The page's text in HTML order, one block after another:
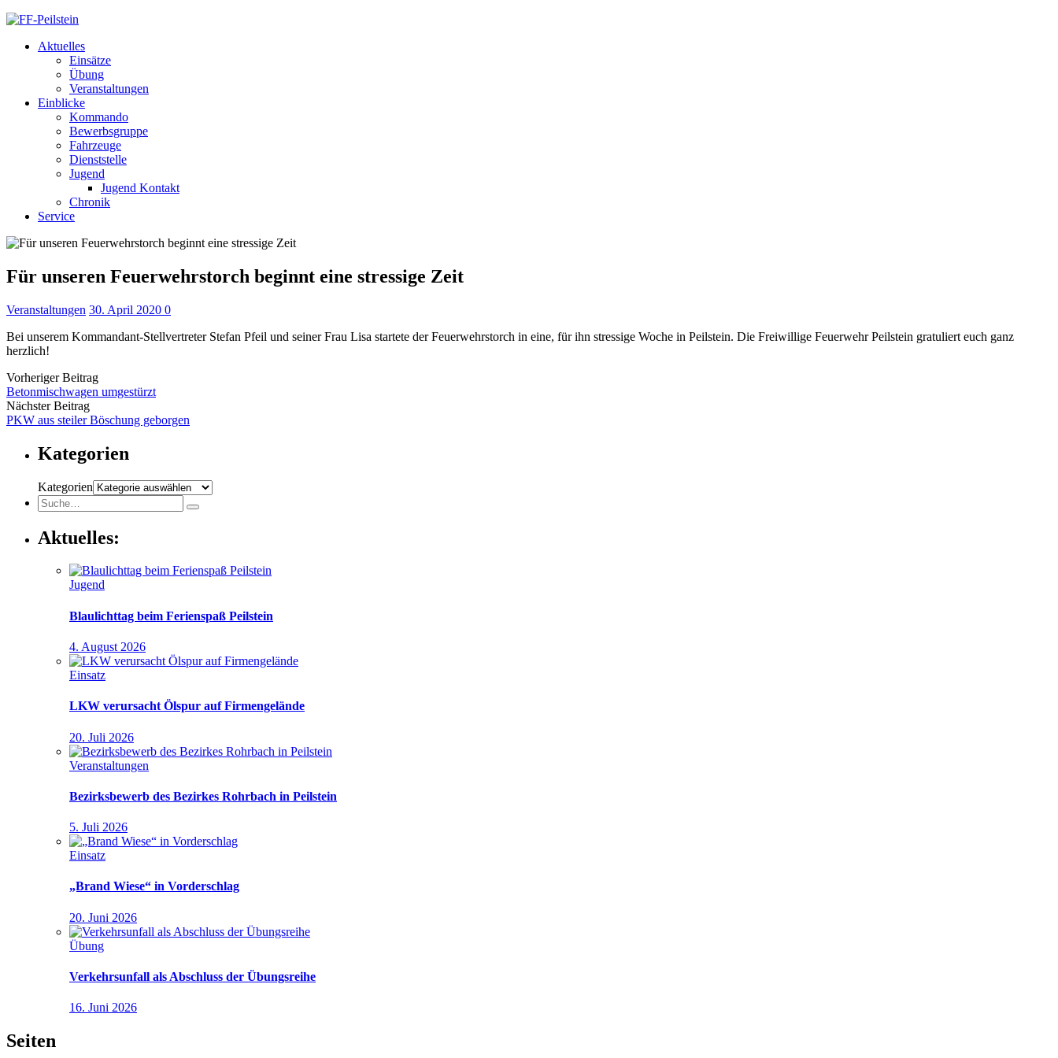
Aktuelles
Einsätze
Übung
Veranstaltungen
Einblicke
Kommando
Bewerbsgruppe
Fahrzeuge
Dienststelle
Jugend
Jugend Kontakt
Chronik
Service
Für unseren Feuerwehrstorch beginnt eine stressige Zeit
Veranstaltungen 30. April 2020 0
Bei unserem Kommandant-Stellvertreter Stefan Pfeil und seiner Frau Lisa startete der Feuerwehrstorch in eine, für ihn stressige Woche in Peilstein. Die Freiwillige Feuerwehr Peilstein gratuliert euch ganz
herzlich!
Vorheriger Beitrag
Betonmischwagen umgestürzt
Nächster Beitrag
PKW aus steiler Böschung geborgen
Kategorien
Kategorien
Aktuelles:
Jugend
Blaulichttag beim Ferienspaß Peilstein
4. August 2026
Einsatz
LKW verursacht Ölspur auf Firmengelände
20. Juli 2026
Veranstaltungen
Bezirksbewerb des Bezirkes Rohrbach in Peilstein
5. Juli 2026
Einsatz
„Brand Wiese“ in Vorderschlag
20. Juni 2026
Übung
Verkehrsunfall als Abschluss der Übungsreihe
16. Juni 2026
Seiten